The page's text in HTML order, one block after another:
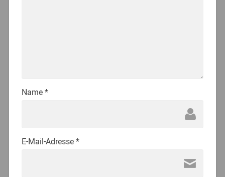
Name*
E-Mail-Adresse*